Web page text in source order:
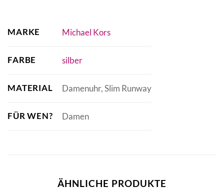
MARKE Michael Kors
FARBE silber
MATERIAL Damenuhr, Slim Runway
FÜR WEN? Damen
ÄHNLICHE PRODUKTE